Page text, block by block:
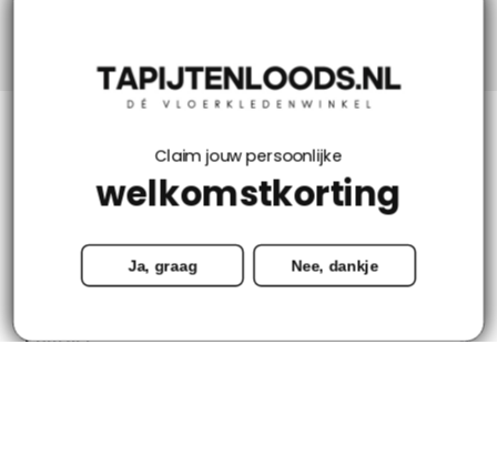
Mijn account
Categorieën
Contact
Claim jouw persoonlijke
welkomstkorting
Ja, graag Nee, dankje